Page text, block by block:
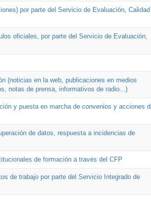
por parte del Servicio de Evaluación,
oficiales, por parte del Servicio de Evaluación,
(noticias en la web, publicaciones en medios
notas de prensa, informativos de radio...)
y puesta en marcha de convenios y acciones
de datos, respuesta a incidencias de
de formación a través del CFP
de trabajo por parte del Servicio Integrado de